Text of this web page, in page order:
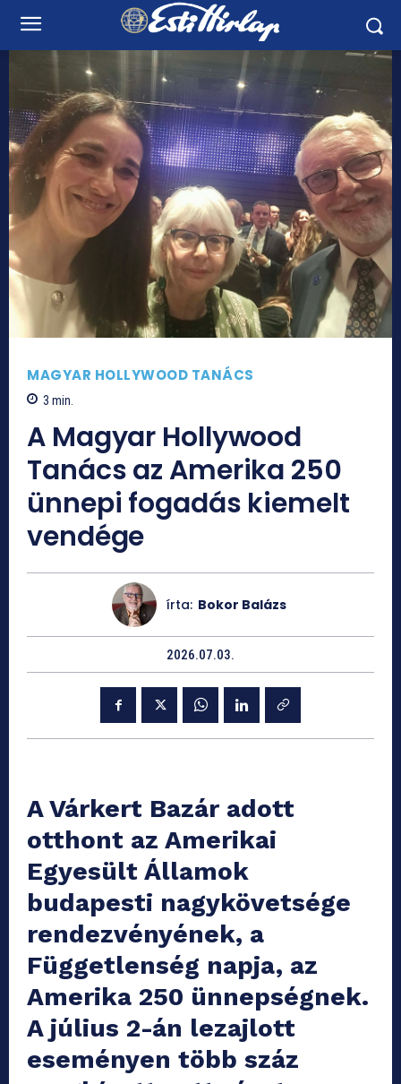
MAGYAR HOLLYWOOD TANÁCS
3 min.
A Magyar Hollywood
Tanács az Amerika 250
ünnepi fogadás kiemelt
vendége
írta: Bokor Balázs
2026.07.03.
A Várkert Bazár adott
otthont az Amerikai
Egyesült Államok
budapesti nagykövetsége
rendezvényének, a
Függetlenség napja, az
Amerika 250 ünnepségnek.
A július 2-án lezajlott
eseményen több száz